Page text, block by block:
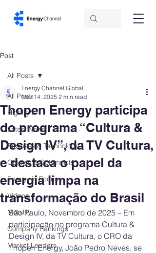
Post
All Posts
Highlight
Latest News
Business & Technology
Opinion & Columnists
Energy in Focus
Videos
Mobility
Company Rankings
Market Leaders
All Posts
Thopen Energy participa
do programa “Cultura &
Design IV”, da TV Cultura,
e destaca o papel da
energia limpa na
transformação do Brasil
Energy Channel Global
Nov 14, 2025 2 min read
São Paulo, Novembro de 2025 – Em
participação no programa Cultura &
Design IV, da TV Cultura, o CRO da
Thopen Energy, João Pedro Neves, se